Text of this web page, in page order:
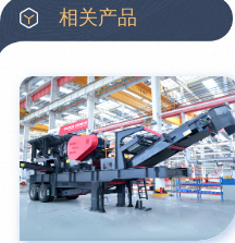
3分钟前 王先生留言：水泥
6分钟前 姚女士留言：这款破
12分钟前 宋先生留言：50
16分钟前 柳先生留言：
相关产品